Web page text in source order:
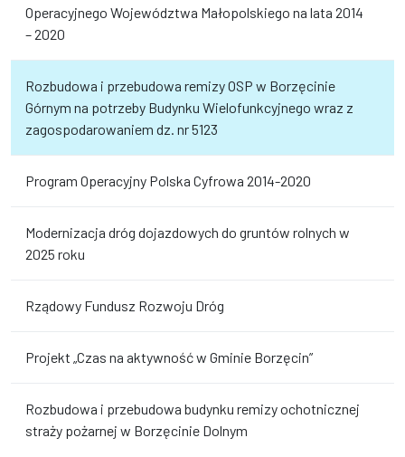
Operacyjnego Województwa Małopolskiego na lata 2014
– 2020
Rozbudowa i przebudowa remizy OSP w Borzęcinie
Górnym na potrzeby Budynku Wielofunkcyjnego wraz z
zagospodarowaniem dz. nr 5123
Program Operacyjny Polska Cyfrowa 2014-2020
Modernizacja dróg dojazdowych do gruntów rolnych w
2025 roku
Rządowy Fundusz Rozwoju Dróg
Projekt „Czas na aktywność w Gminie Borzęcin”
Rozbudowa i przebudowa budynku remizy ochotnicznej
straży pożarnej w Borzęcinie Dolnym